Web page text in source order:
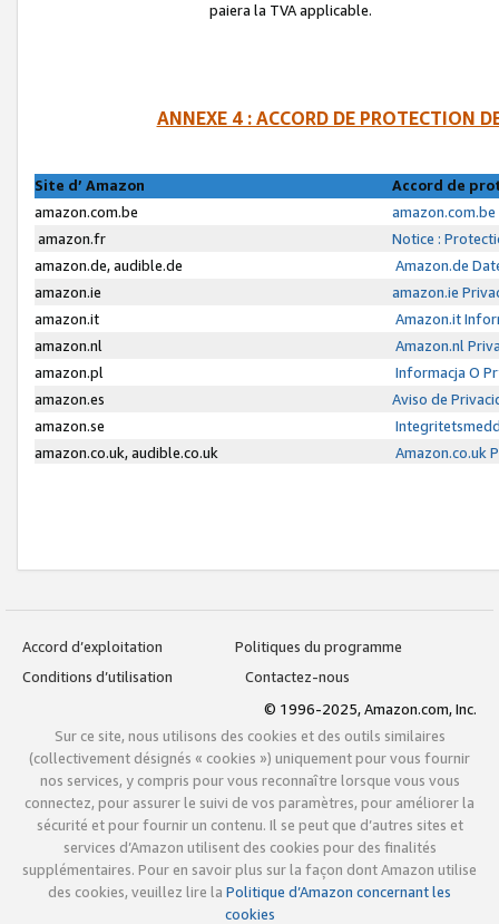
paiera la TVA applicable.
ANNEXE 4 : ACCORD DE PROTECTION
Site d’ Amazon
Accord de
amazon.com.be
amazon.fr
Notice :
amazon.de, audible.de
Amazon.de
amazon.ie
amazon.ie
amazon.it
Amazon.it
amazon.nl
Amazon.nl
amazon.pl
Informacja O
amazon.es
Aviso de
amazon.se
amazon.co.uk, audible.co.uk
Amazon.co.uk
Accord d’exploitation
Politiques du programme
Conditions d’utilisation
Contactez-nous
© 1996-2025, Amazon.com, Inc.
Sur ce site, nous utilisons des cookies et des outils similaires
(collectivement désignés « cookies ») uniquement pour vous fournir
nos services, y compris pour vous reconnaître lorsque vous vous
connectez, pour assurer le suivi de vos paramètres, pour améliorer la
sécurité et pour fournir un contenu. Il se peut que d’autres sites et
services d’Amazon utilisent des cookies pour des finalités
supplémentaires. Pour en savoir plus sur la façon dont Amazon utilise
des cookies, veuillez lire la Politique d’Amazon concernant les
cookies